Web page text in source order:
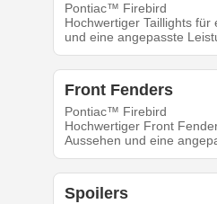
Pontiac™ Firebird
Hochwertiger Taillights für
und eine angepasste
Front Fenders
Pontiac™ Firebird
Hochwertiger Front
Aussehen und eine
Spoilers